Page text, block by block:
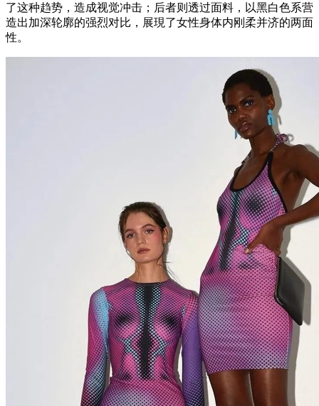
了这种趋势，造成视觉冲击；后者则透过面料，以黑白色系营
造出加深轮廓的强烈对比，展現了女性身体内刚柔并济的两面
性。